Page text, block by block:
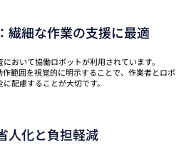
繊細な作業の支援に最適
おいて協働ロボットが利用されています。
範囲を視覚的に明示することで、作業者とロボ
配慮することが大切です。
人化と負担軽減